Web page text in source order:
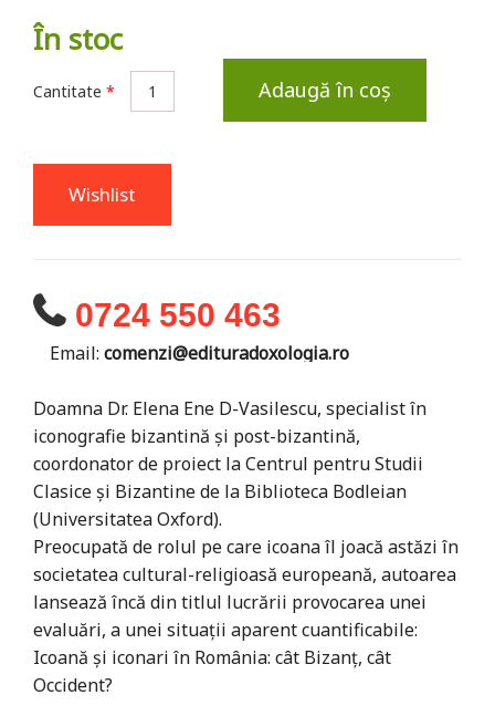
În stoc
Cantitate * Adaugă în coș
Wishlist
0724 550 463
Email: comenzi@edituradoxologia.ro
Doamna Dr. Elena Ene D-Vasilescu, specialist în
iconografie bizantină şi post-bizantină,
coordonator de proiect la Centrul pentru Studii
Clasice şi Bizantine de la Biblioteca Bodleian
(Universitatea Oxford).
Preocupată de rolul pe care icoana îl joacă astăzi în
societatea cultural-religioasă europeană, autoarea
lansează încă din titlul lucrării provocarea unei
evaluări, a unei situaţii aparent cuantificabile:
Icoană şi iconari în România: cât Bizanţ, cât
Occident?